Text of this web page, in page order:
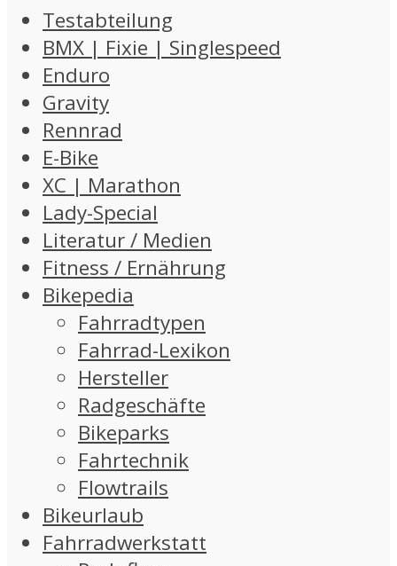
Testabteilung
BMX | Fixie | Singlespeed
Enduro
Gravity
Rennrad
E-Bike
XC | Marathon
Lady-Special
Literatur / Medien
Fitness / Ernährung
Bikepedia
Fahrradtypen
Fahrrad-Lexikon
Hersteller
Radgeschäfte
Bikeparks
Fahrtechnik
Flowtrails
Bikeurlaub
Fahrradwerkstatt